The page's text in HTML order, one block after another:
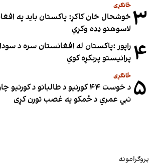
۳ ځانګړی
خوشحال خان کاکړ: پاکستان بايد په
لاسوهنو ډډه وکړي
۴ راپور :پاکستان له افغانستان سره د
پرانیستو پرېکړه کوي
۵ ځانګړی
د خوست ۴۴ کورنیو د طالبانو د
نبي عمري د ځمکو په غصب تورن کړی
پروګرامونه